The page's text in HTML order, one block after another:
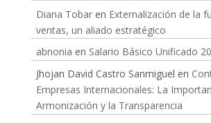
Diana Tobaren Externalización de la
ventas, un aliado estratégico
abnonia en Salario Básico Unificado
Jhojan David Castro Sanmiguel en
Empresas Internacionales: La
Armonización y la Transparencia